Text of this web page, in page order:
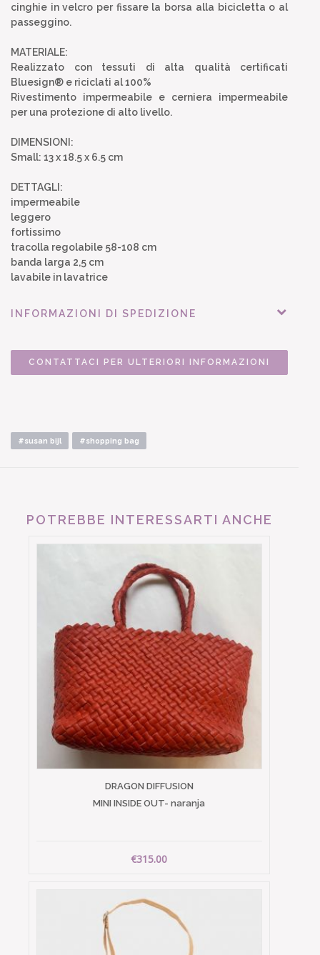
cinghie in velcro per fissare la borsa alla bicicletta o al
passeggino.
MATERIALE:
Realizzato con tessuti di alta qualità certificati
Bluesign® e riciclati al 100%
Rivestimento impermeabile e cerniera impermeabile
per una protezione di alto livello.
DIMENSIONI:
Small: 13 x 18.5 x 6.5 cm
DETTAGLI:
impermeabile
leggero
fortissimo
tracolla regolabile 58-108 cm
banda larga 2,5 cm
lavabile in lavatrice
INFORMAZIONI DI SPEDIZIONE
CONTATTACI PER ULTERIORI INFORMAZIONI
#susan bijl #shopping bag
POTREBBE INTERESSARTI ANCHE
DRAGON DIFFUSION
MINI INSIDE OUT- naranja
€315.00